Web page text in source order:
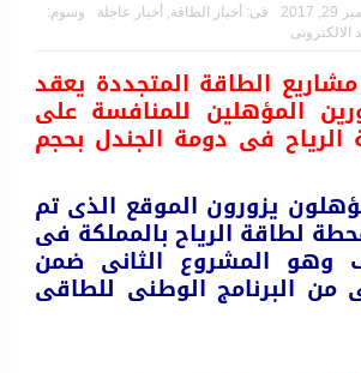
2017 فى: أخبار الطاقة أخبار عاجلة
وسوم:
الالكترونى
الطاقة المتجددة يعقد
المؤهلين للمنافسة على
فى دومة الجندل بحجم
يزورون الموقع الذى تم
لطاقة الرياح بالمملكة فى
وهو المشروع الثانى ضمن
من البرنامج الوطنى للطاقى